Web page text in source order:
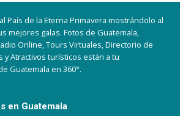
País de la Eterna Primavera mostrándolo al
mejores galas. Fotos de Guatemala,
Online, Tours Virtuales, Directorio de
y Atractivos turísticos están a tu
Guatemala en 360°.
en Guatemala